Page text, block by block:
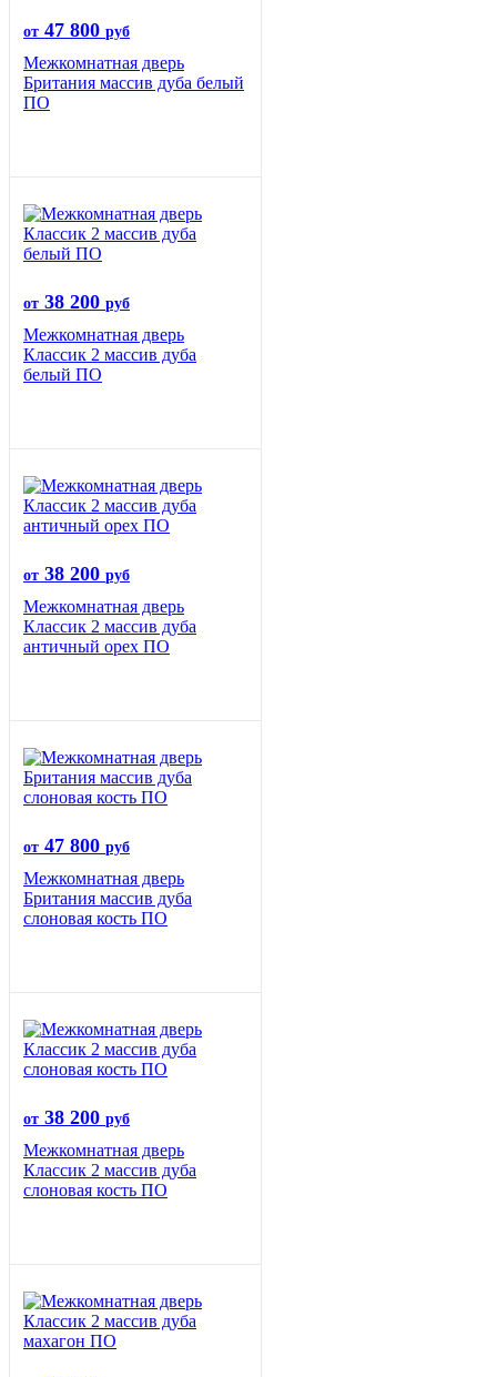
от 47 800 руб
Межкомнатная дверь
Британия массив дуба белый
ПО
от 38 200 руб
Межкомнатная дверь
Классик 2 массив дуба
белый ПО
от 38 200 руб
Межкомнатная дверь
Классик 2 массив дуба
античный орех ПО
от 47 800 руб
Межкомнатная дверь
Британия массив дуба
слоновая кость ПО
от 38 200 руб
Межкомнатная дверь
Классик 2 массив дуба
слоновая кость ПО